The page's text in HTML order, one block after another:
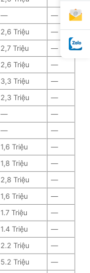
—
—
2,6 Triệu
—
2,7 Triệu
—
2,6 Triệu
—
3,3 Triệu
—
2,3 Triệu
—
—
—
—
—
1,6 Triệu
—
1,8 Triệu
—
2,8 Triệu
—
1,6 Triệu
—
1.7 Triệu
—
1.4 Triệu
—
2.2 Triệu
—
5.2 Triệu
—